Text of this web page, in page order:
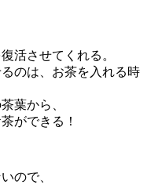
活させてくれる。
のは、お茶を入れる時
葉から、
ができる！
ので、